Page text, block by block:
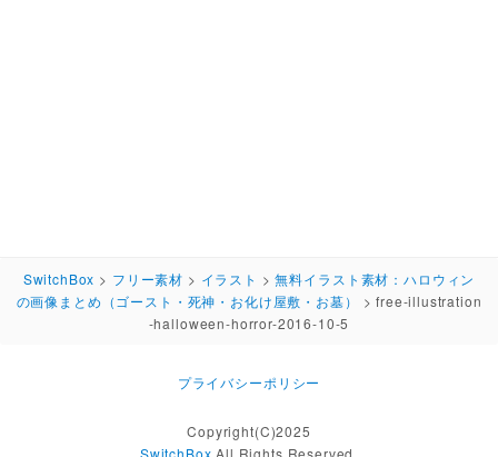
SwitchBox > フリー素材 > イラスト >無料イラスト素材：ハロウィン
の画像まとめ（ゴースト・死神・お化け屋敷・お墓）
>free-illustration
-halloween-horror-2016-10-5
プライバシーポリシー
Copyright(C)2025
SwitchBox All Rights Reserved.